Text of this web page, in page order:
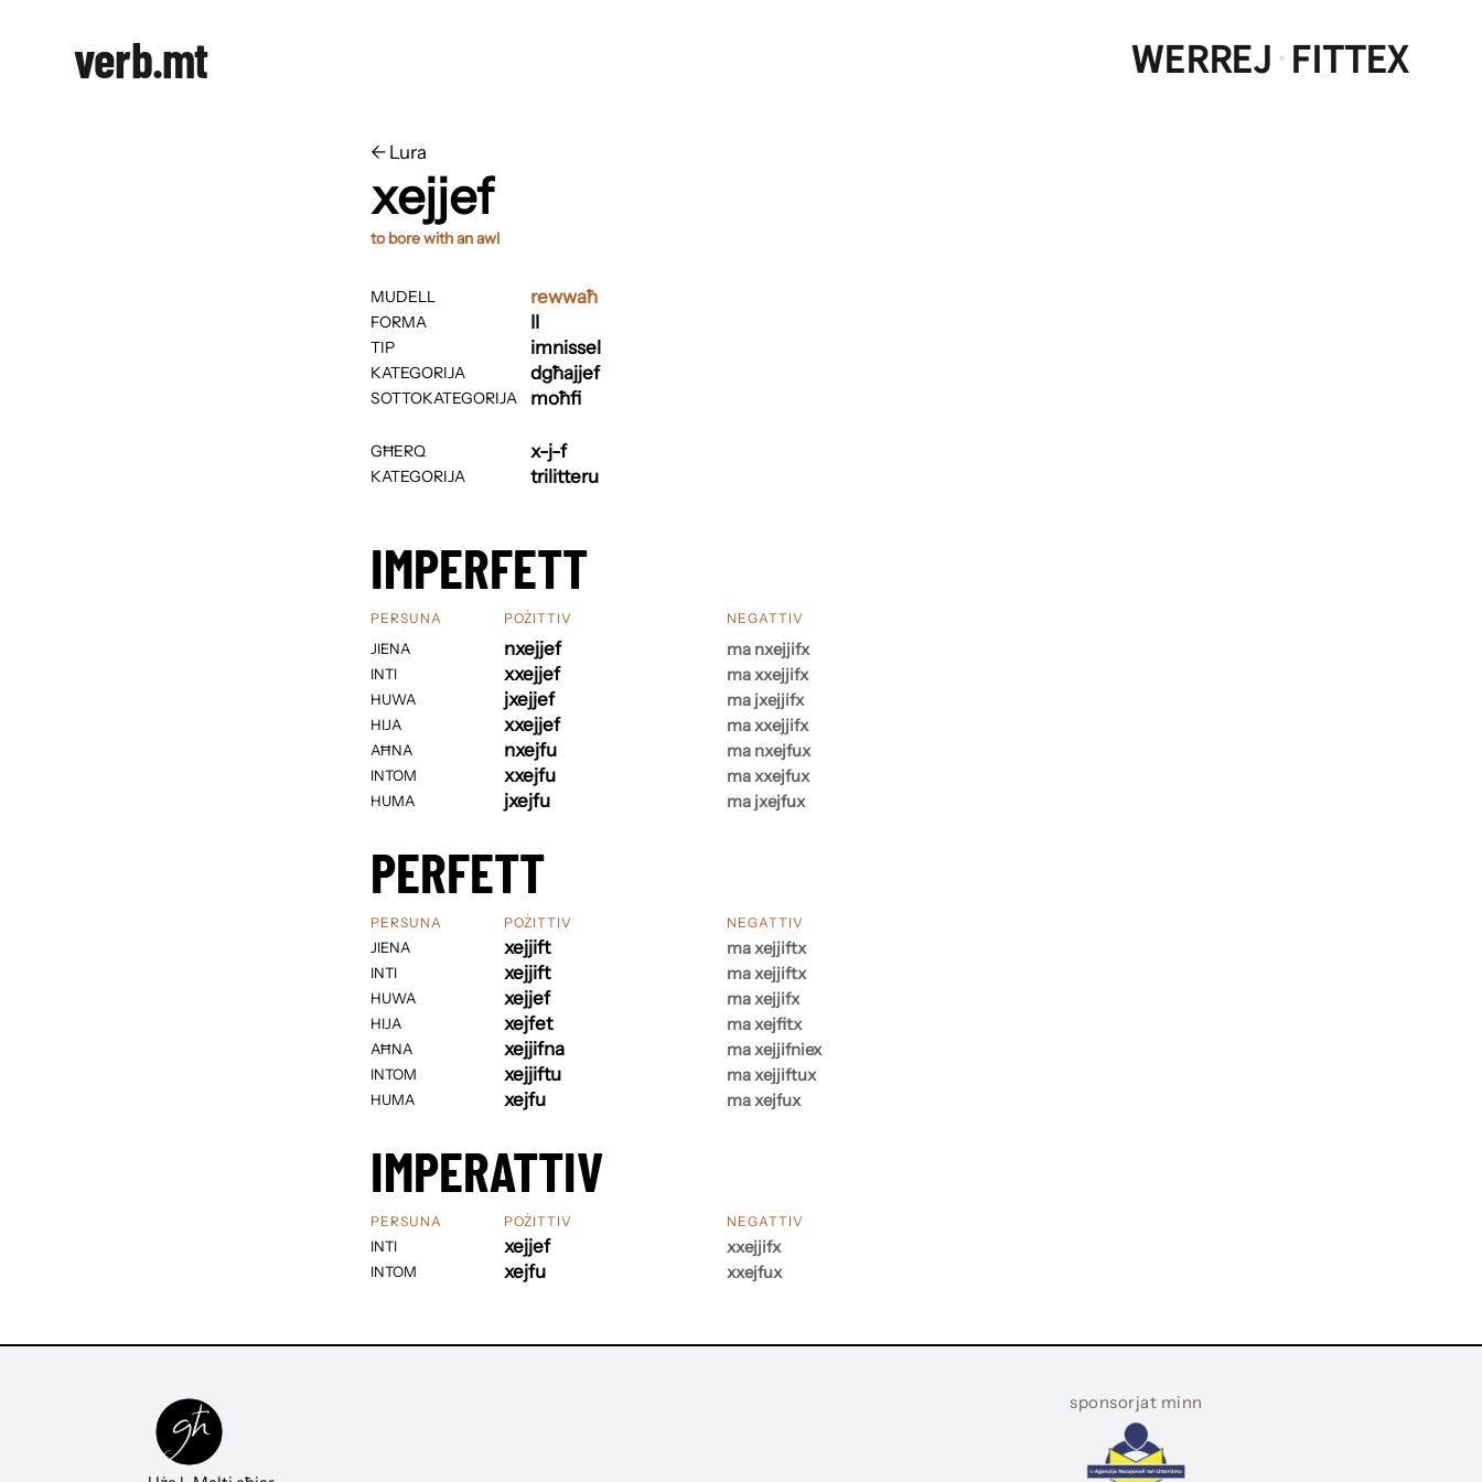
verb.mt WERREJ·FITTEX
← ​​Lura
xejjef
to bore with an awl
MUDELL
FORMA
TIP
KATEGORIJA
SOTTOKATEGORIJA
GĦERQ
KATEGORIJA
rewwaħ
imnissel
dgħajjef
moħfi
x-j-f
trilitteru
IMPERFETT
PERSUNA
JIENA
INTI
HUWA
HIJA
AĦNA
INTOM
HUMA
POŻITTIV
nxejjef
xxejjef
jxejjef
xxejjef
nxejfu
xxejfu
jxejfu
NEGATTIV
ma nxejjifx
ma xxejjifx
ma jxejjifx
ma xxejjifx
ma nxejfux
ma xxejfux
ma jxejfux
PERFETT
PERSUNA
JIENA
INTI
HUWA
HIJA
AĦNA
INTOM
HUMA
POŻITTIV
xejjift
xejjift
xejjef
xejfet
xejjifna
xejjiftu
xejfu
NEGATTIV
ma xejjiftx
ma xejjiftx
ma xejjifx
ma xejfitx
ma xejjifniex
ma xejjiftux
ma xejfux
IMPERATTIV
PERSUNA
INTI
INTOM
POŻITTIV
xejjef
xejfu
NEGATTIV
xxejjifx
xxejfux
sponsorjat minn